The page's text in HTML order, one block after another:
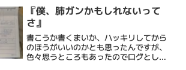
ッドスパ、等...
『僕、肺ガンかもしれないって
さ』
書こうか書くまいか、ハッキリしてから
のほうがいいのかとも思ったんですが、
色々思うところもあったのでログとして